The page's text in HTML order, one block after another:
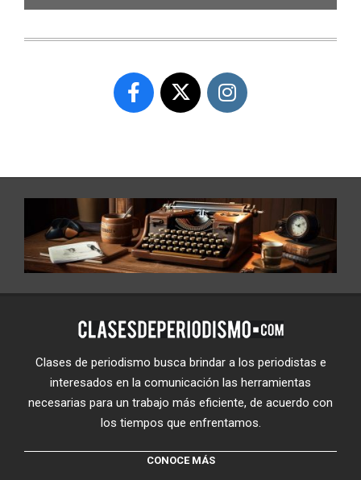
Clases de periodismo busca brindar a los periodistas e
interesados en la comunicación las herramientas
necesarias para un trabajo más eficiente, de acuerdo con
los tiempos que enfrentamos.
CONOCE MÁS